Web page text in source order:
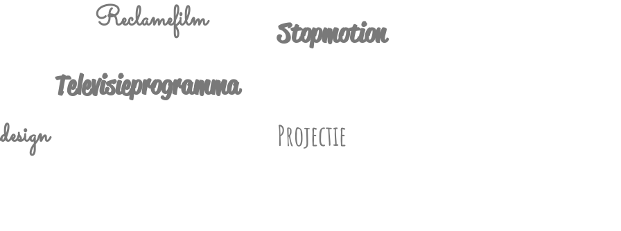
Stopmotion
Reclamefilm
Televisieprogramma
Projectie